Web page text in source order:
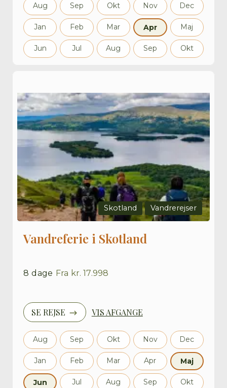
Aug Sep Okt Nov Dec
Jan Feb Mar Apr Maj
Jun Jul Aug Sep Okt
Skotland Vandrerejser
Vandreferie i Skotland
8 dage Fra kr. 17.998
SE REJSE VIS AFGANGE
Aug Sep Okt Nov Dec
Jan Feb Mar Apr Maj
Jun Jul Aug Sep Okt